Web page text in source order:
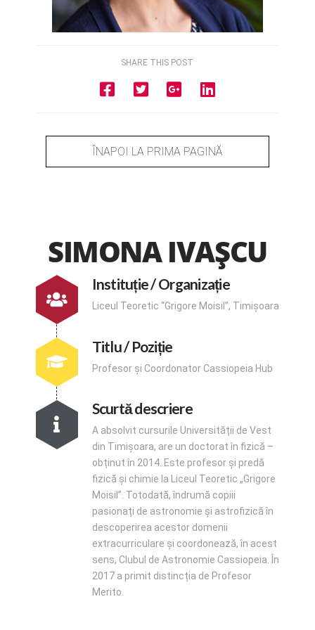
SHARE THIS POST
ÎNAPOI LA PRIMA PAGINĂ
SIMONA IVAȘCU
Instituție / Organizație
Liceul Teoretic “Grigore Moisil”, Timișoara
Titlu / Poziție
Profesor și Coordonator Cassiopeia Hub
Scurtă descriere
A absolvit cursurile Universității de Vest
din Timișoara, are un doctorat în fizică –
obținut în 2014. Este profesor și predă
fizică și chimie la Liceul Teoretic „Grigore
Moisil”. Totodată, îndrumă copiii
pasionați de astronomie și astrofizică în
descoperirea acestor domenii
extracurriculare și coordonează, în acest
sens, Clubul de Astronomie Cassiopeia. În
2017 a primit distincția de Profesor
Merito.